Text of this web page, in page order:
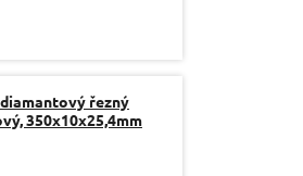
řezný
350x10x25,4mm